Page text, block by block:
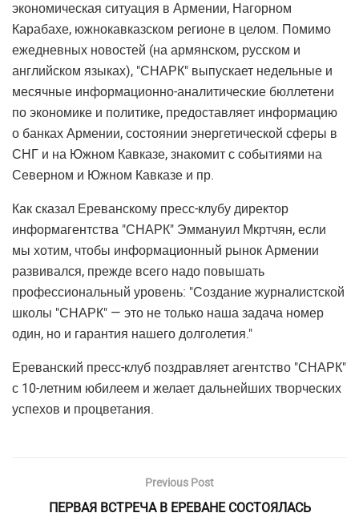
экономическая ситуация в Армении, Нагорном
Карабахе, южнокавказском регионе в целом. Помимо
ежедневных новостей (на армянском, русском и
английском языках), "СНАРК" выпускает недельные и
месячные информационно-аналитические бюллетени
по экономике и политике, предоставляет информацию
о банках Армении, состоянии энергетической сферы в
СНГ и на Южном Кавказе, знакомит с событиями на
Северном и Южном Кавказе и пр.
Как сказал Ереванскому пресс-клубу директор
информагентства "СНАРК" Эммануил Мкртчян, если
мы хотим, чтобы информационный рынок Армении
развивался, прежде всего надо повышать
профессиональный уровень: "Создание журналистской
школы "СНАРК" — это не только наша задача номер
один, но и гарантия нашего долголетия."
Ереванский пресс-клуб поздравляет агентство "СНАРК"
с 10-летним юбилеем и желает дальнейших творческих
успехов и процветания.
Previous Post
ПЕРВАЯ ВСТРЕЧА В ЕРЕВАНЕ СОСТОЯЛАСЬ